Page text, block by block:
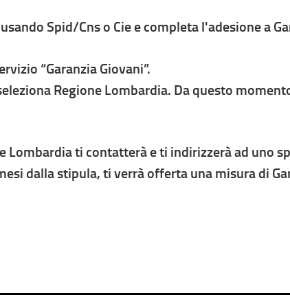
Spid/Cns o Cie e completa l'adesione a
“Garanzia Giovani”.
Regione Lombardia. Da questo
Lombardia ti contatterà e ti indirizzerà ad uno
dalla stipula, ti verrà offerta una misura di